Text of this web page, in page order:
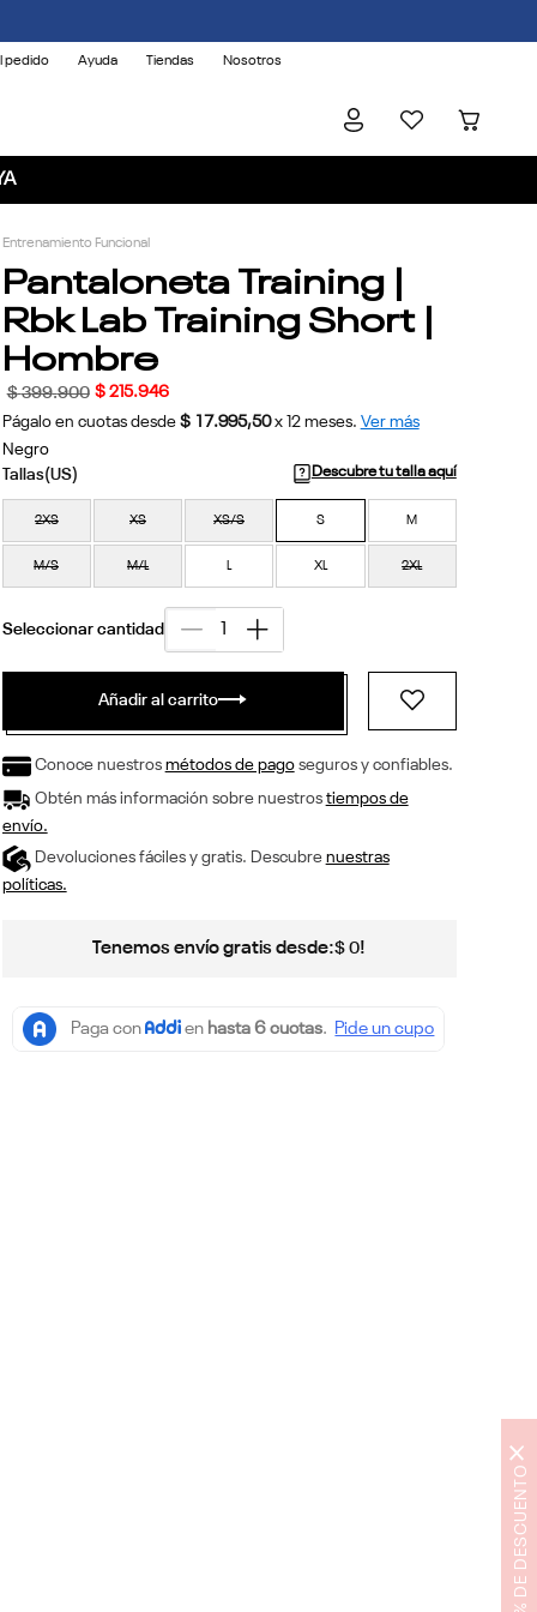
pedido Ayuda Tiendas Nosotros
Entrenamiento Funcional
Pantaloneta Training |
Rbk Lab Training Short |
Hombre
$ 399.900 $ 215.946
Págalo en cuotas desde $ 17.995,50 x 12meses. Ver más
Negro
Descubre tu talla aquí
2XS XS XS/S S M
M/S M/L L XL 2XL
Añadir al carrito
Conoce nuestros métodos de pagoseguros y confiables.
Obtén más información sobre nuestros tiempos de
envío.
Devoluciones fáciles y gratis. Descubre nuestras
políticas.
Tenemos envío gratis desde:$ 0!